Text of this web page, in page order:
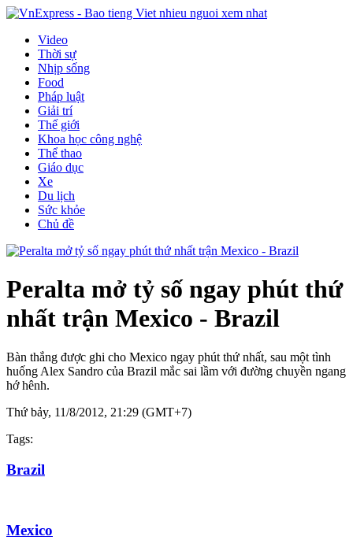
Video
Thời sự
Nhịp sống
Food
Pháp luật
Giải trí
Thế giới
Khoa học công nghệ
Thể thao
Giáo dục
Xe
Du lịch
Sức khỏe
Chủ đề
Peralta mở tỷ số ngay phút thứ
nhất trận Mexico - Brazil
Bàn thắng được ghi cho Mexico ngay phút thứ nhất, sau một tình
huống Alex Sandro của Brazil mắc sai lầm với đường chuyền ngang
hớ hênh.
Thứ bảy, 11/8/2012, 21:29 (GMT+7)
Tags:
Brazil
Mexico